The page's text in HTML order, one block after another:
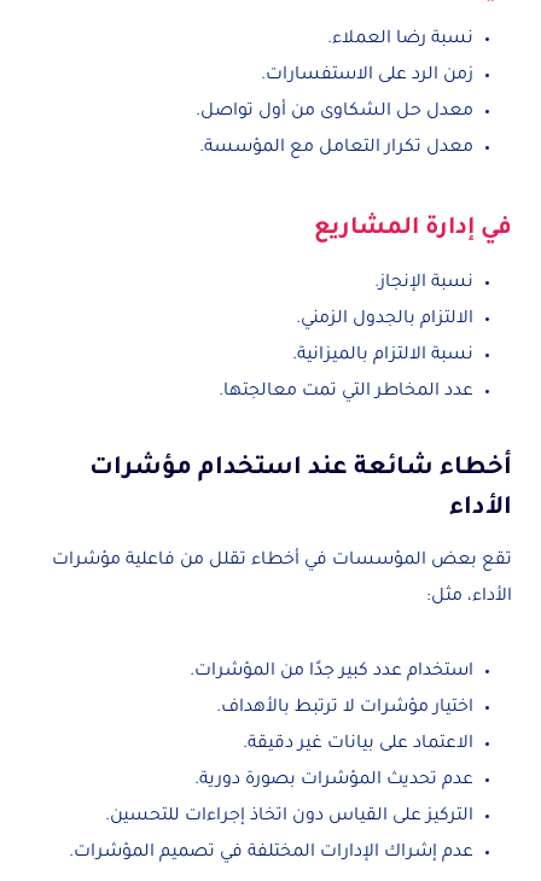
نسبة رضا العملاء.
زمن الرد على الاستفسارات.
معدل حل الشكاوى من أول تواصل.
معدل تكرار التعامل مع المؤسسة.
في إدارة المشاريع
نسبة الإنجاز.
الالتزام بالجدول الزمني.
نسبة الالتزام بالميزانية.
عدد المخاطر التي تمت معالجتها.
أخطاء شائعة عند استخدام مؤشرات
الأداء
تقع بعض المؤسسات في أخطاء تقلل من فاعلية مؤشرات
الأداء، مثل:
استخدام عدد كبير جدًا من المؤشرات.
اختيار مؤشرات لا ترتبط بالأهداف.
الاعتماد على بيانات غير دقيقة.
عدم تحديث المؤشرات بصورة دورية.
التركيز على القياس دون اتخاذ إجراءات للتحسين.
عدم إشراك الإدارات المختلفة في تصميم المؤشرات.